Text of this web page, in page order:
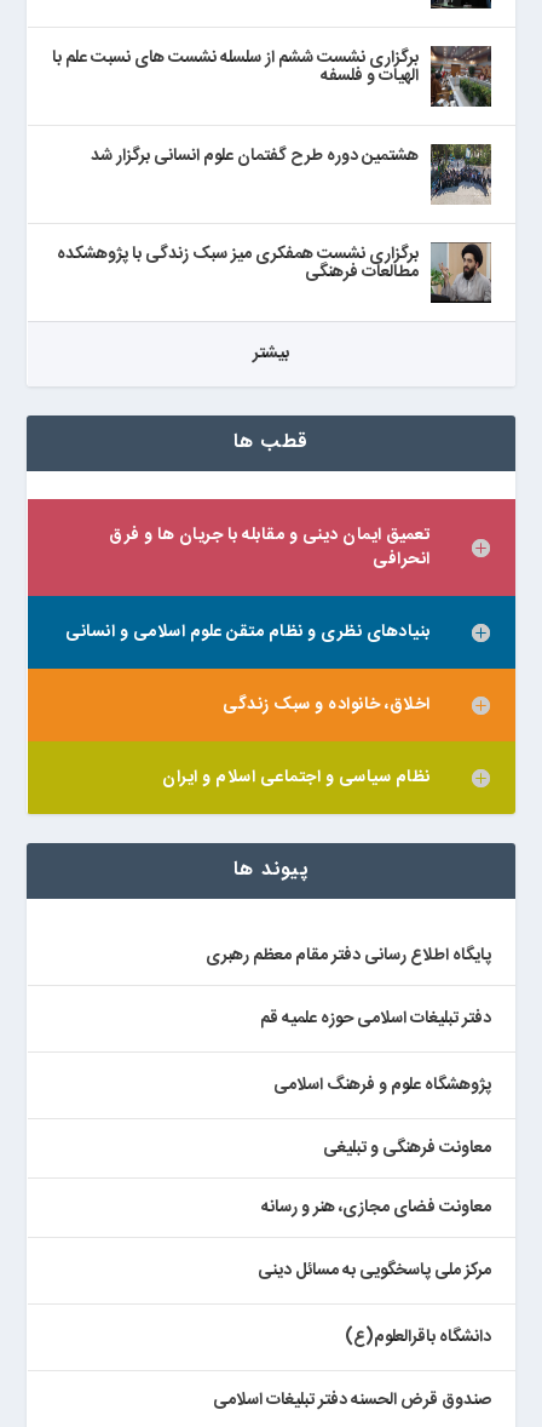
برگزاری نشست ششم از سلسله نشست های نسبت علم با
الهیات و فلسفه
هشتمین دوره طرح گفتمان علوم انسانی برگزار شد
برگزاری نشست همفکری میز سبک زندگی با پژوهشکده
مطالعات فرهنگی
بيشتر
قطب ها
تعمیق ایمان دینی و مقابله با جریان ها و فرق
انحرافی
بنیادهای نظری و نظام متقن علوم اسلامی و انسانی
اخلاق، خانواده و سبک زندگی
نظام سیاسی و اجتماعی اسلام و ایران
پیوند ها
پایگاه اطلاع رسانی دفتر مقام معظم رهبری
دفتر تبلیغات اسلامی حوزه علمیه قم
پژوهشگاه علوم و فرهنگ اسلامی
معاونت فرهنگی و تبلیغی
معاونت فضای مجازی، هنر و رسانه
مرکز ملی پاسخگویی به مسائل دینی
دانشگاه باقرالعلوم(ع)
صندوق قرض الحسنه دفتر تبلیغات اسلامی